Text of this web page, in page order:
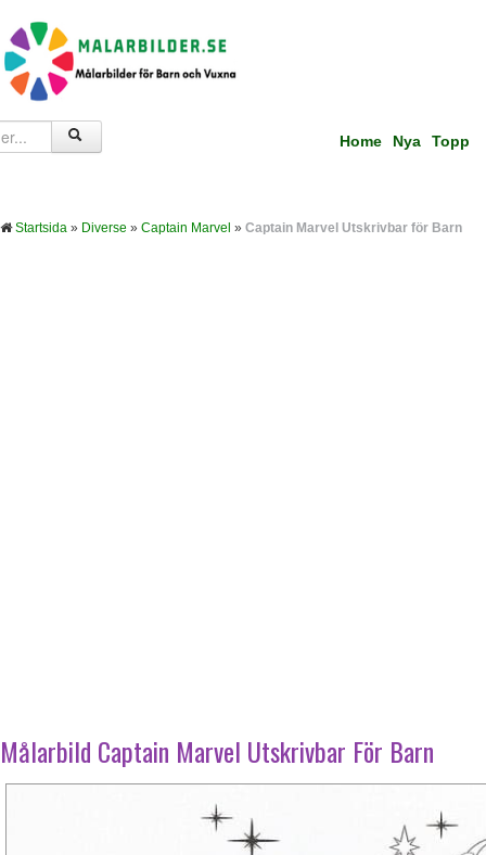
Home Nya Topp
Startsida » Diverse » Captain Marvel » Captain Marvel Utskrivbar för Barn
Målarbild Captain Marvel Utskrivbar För Barn